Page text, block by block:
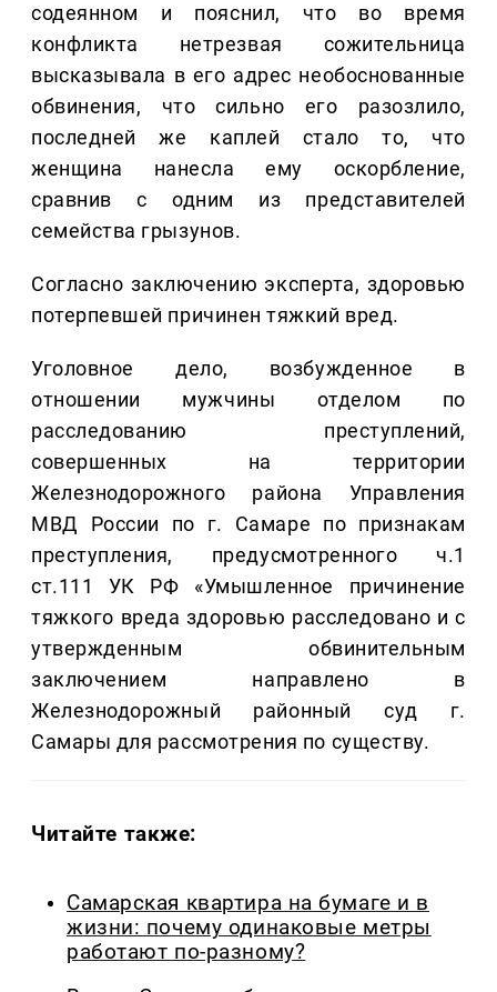
содеянном и пояснил, что во время
конфликта нетрезвая сожительница
высказывала в его адрес необоснованные
обвинения, что сильно его разозлило,
последней же каплей стало то, что
женщина нанесла ему оскорбление,
сравнив с одним из представителей
семейства грызунов.
Согласно заключению эксперта, здоровью
потерпевшей причинен тяжкий вред.
Уголовное дело, возбужденное в
отношении мужчины отделом по
расследованию преступлений,
совершенных на территории
Железнодорожного района Управления
МВД России по г. Самаре по признакам
преступления, предусмотренного ч.1
ст.111 УК РФ «Умышленное причинение
тяжкого вреда здоровью расследовано и с
утвержденным обвинительным
заключением направлено в
Железнодорожный районный суд г.
Самары для рассмотрения по существу.
Читайте также:
Самарская квартира на бумаге и в
жизни: почему одинаковые метры
работают по-разному?